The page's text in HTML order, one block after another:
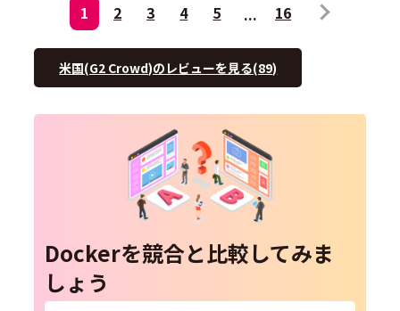
1 2 3 4 5 16
米国(G2 Crowd)のレビューを見る(89)
Dockerを競合と比較してみま
しょう